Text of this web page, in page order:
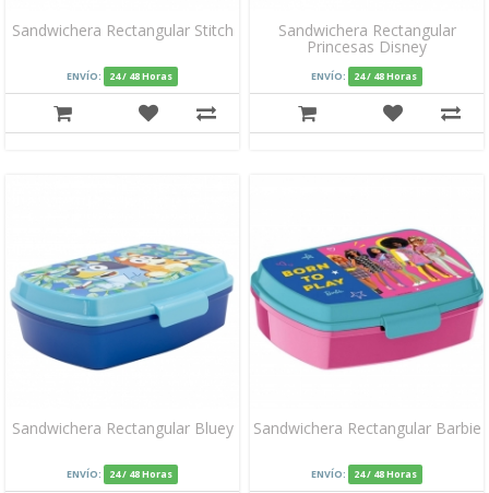
Sandwichera Rectangular Stitch
ENVÍO: 24 / 48 Horas
Sandwichera Rectangular
Princesas Disney
ENVÍO: 24 / 48 Horas
Sandwichera Rectangular Bluey
ENVÍO: 24 / 48 Horas
Sandwichera Rectangular Barbie
ENVÍO: 24 / 48 Horas